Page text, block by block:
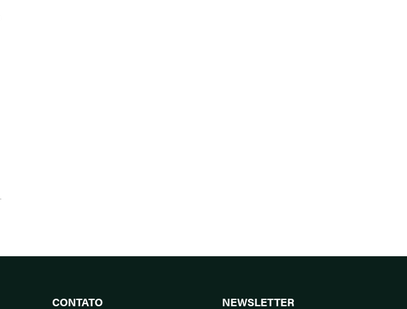
CONTATO NEWSLETTER